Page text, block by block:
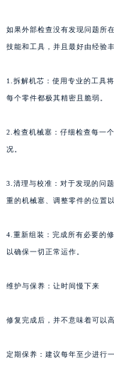
如果外部检查没有发现问题所
技能和工具，并且最好由经验
1.拆解机芯：使用专业的工具
每个零件都极其精密且脆弱。
2.检查机械塞：仔细检查每一
况。
3.清理与校准：对于发现的问
重的机械塞、调整零件的位置
4.重新组装：完成所有必要的
以确保一切正常运作。
维护与保养：让时间慢下来
修复完成后，并不意味着可以
定期保养：建议每年至少进行